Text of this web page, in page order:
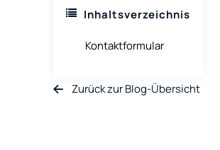
Inhaltsverzeichnis
Kontaktformular
Zurück zur Blog-Übersicht